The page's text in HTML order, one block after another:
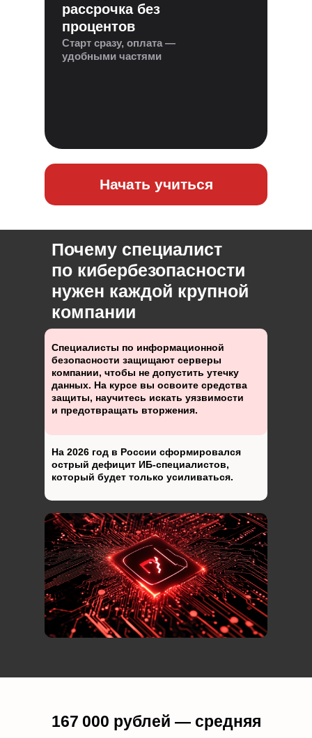
Начать учиться
рассрочка без
процентов
Старт сразу, оплата —
удобными частями
Специалисты по информационной
безопасности защищают серверы
компании, чтобы не допустить утечку
данных. На курсе вы освоите средства
защиты, научитесь искать уязвимости
и предотвращать вторжения.
На 2026 год в России сформировался
острый дефицит ИБ-специалистов,
который будет только усиливаться.
Почему специалист
по кибербезопасности
нужен каждой крупной
компании
167 000 рублей — средняя